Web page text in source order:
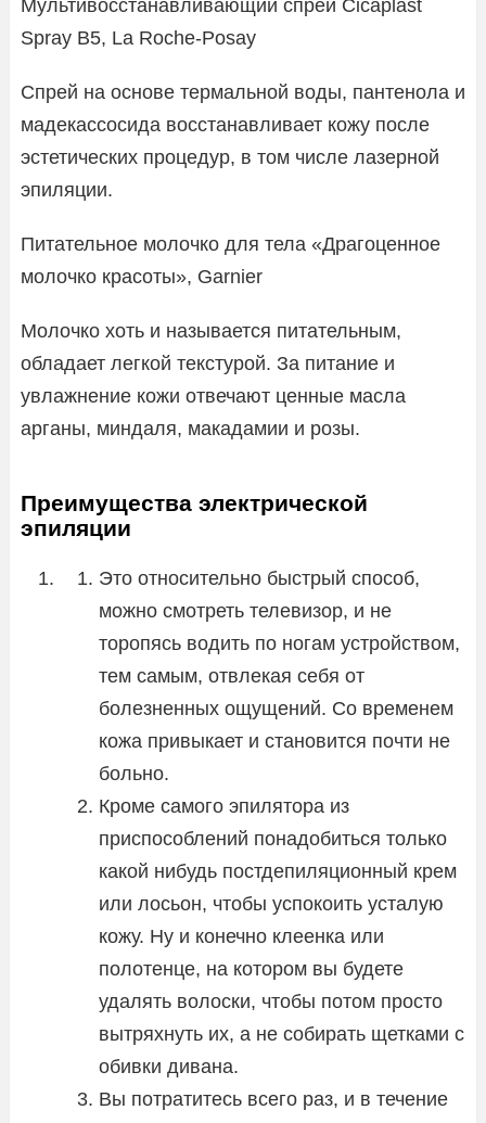
Мультивосстанавливающий спрей Cicaplast
Spray B5, La Roche-Posay
Спрей на основе термальной воды, пантенола и
мадекассосида восстанавливает кожу после
эстетических процедур, в том числе лазерной
эпиляции.
Питательное молочко для тела «Драгоценное
молочко красоты», Garnier
Молочко хоть и называется питательным,
обладает легкой текстурой. За питание и
увлажнение кожи отвечают ценные масла
арганы, миндаля, макадамии и розы.
Преимущества электрической
эпиляции
Это относительно быстрый способ,
можно смотреть телевизор, и не
торопясь водить по ногам устройством,
тем самым, отвлекая себя от
болезненных ощущений. Со временем
кожа привыкает и становится почти не
больно.
Кроме самого эпилятора из
приспособлений понадобиться только
какой нибудь постдепиляционный крем
или лосьон, чтобы успокоить усталую
кожу. Ну и конечно клеенка или
полотенце, на котором вы будете
удалять волоски, чтобы потом просто
вытряхнуть их, а не собирать щетками с
обивки дивана.
Вы потратитесь всего раз, и в течение